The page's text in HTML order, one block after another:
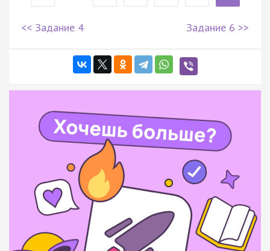
<< Задание 4 Задание 6 >>